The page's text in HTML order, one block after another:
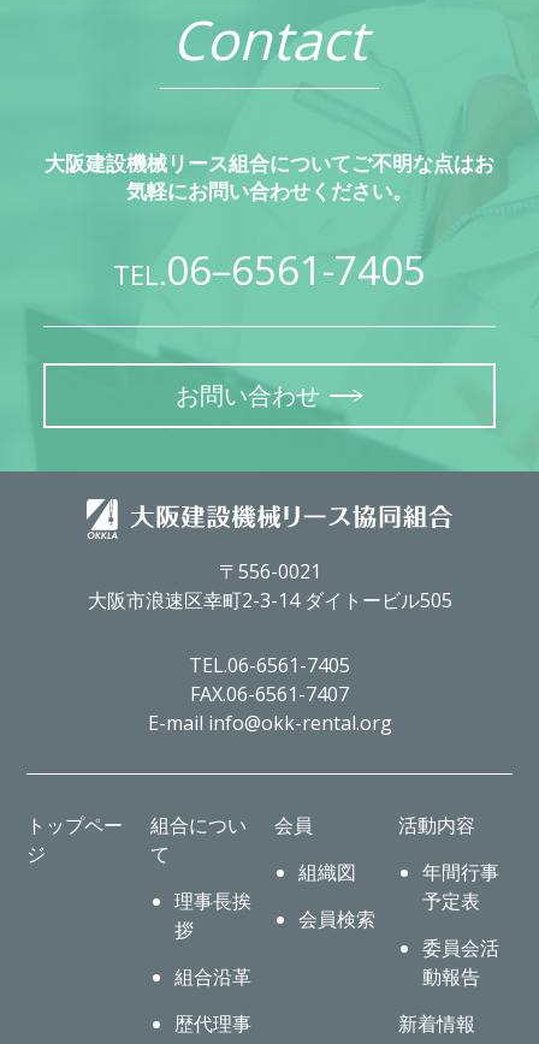
Contact
大阪建設機械リース組合についてご不明な点はお
気軽にお問い合わせください。
TEL.06–6561-7405
お問い合わせ
〒556-0021
大阪市浪速区幸町2-3-14 ダイトービル505
TEL.06-6561-7405
FAX.06-6561-7407
E-mail info@okk-rental.org
トップペー
ジ
組合につい
て
理事長挨
拶
組合沿革
歴代理事
会員
組織図
会員検索
活動内容
年間行事
予定表
委員会活
動報告
新着情報